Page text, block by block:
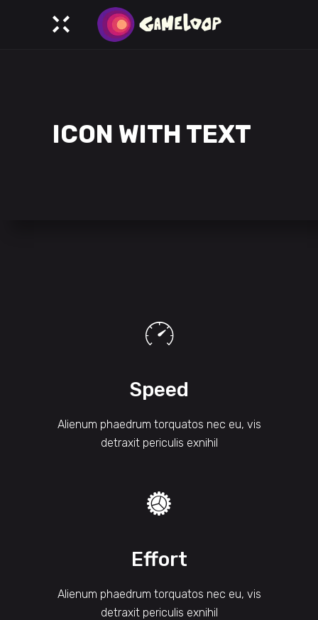
ICON WITH TEXT
Speed
Alienum phaedrum torquatos nec eu, vis
detraxit periculis exnihil
Effort
Alienum phaedrum torquatos nec eu, vis
detraxit periculis exnihil